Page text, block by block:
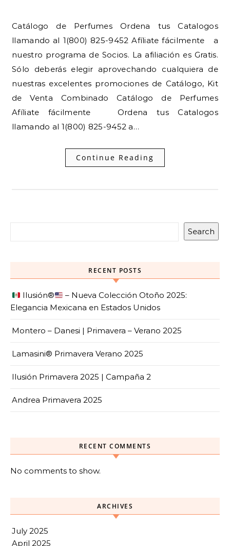
Catálogo de Perfumes Ordena tus Catalogos
llamando al 1(800) 825-9452 Afíliate fácilmente a
nuestro programa de Socios. La afiliación es Gratis.
Sólo deberás elegir aprovechando cualquiera de
nuestras excelentes promociones de Catálogo, Kit
de Venta Combinado Catálogo de Perfumes
Afíliate fácilmente Ordena tus Catalogos
llamando al 1(800) 825-9452 a…
Continue Reading
Search
RECENT POSTS
Ilusión®️
– Nueva Colección Otoño 2025:
Elegancia Mexicana en Estados Unidos
Montero – Danesi | Primavera – Verano 2025
Lamasini® Primavera Verano 2025
Ilusión Primavera 2025 | Campaña 2
Andrea Primavera 2025
RECENT COMMENTS
No comments to show.
ARCHIVES
July 2025
April 2025